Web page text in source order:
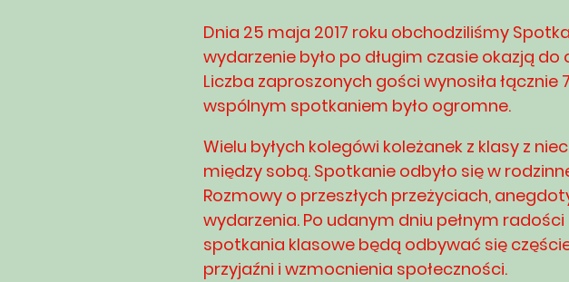
Dnia 25 maja 2017 roku obchodziliśmy
wydarzenie było po długim czasie okazją
Liczba zaproszonych gości wynosiła
wspólnym spotkaniem było ogromne.
Wielu byłych kolegówi koleżanek z klasy z
między sobą. Spotkanie odbyło się w
Rozmowy o przeszłych przeżyciach,
wydarzenia. Po udanym dniu pełnym
spotkania klasowe będą odbywać się
przyjaźni i wzmocnienia społeczności.